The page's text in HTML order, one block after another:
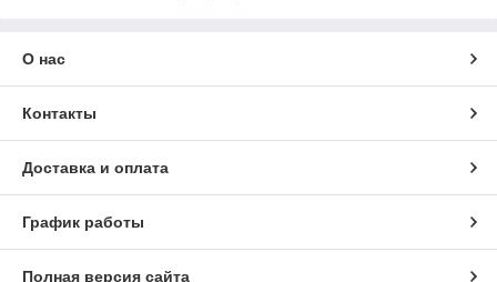
О нас
Контакты
Доставка и оплата
График работы
Полная версия сайта